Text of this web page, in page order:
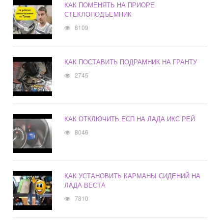
КАК ПОМЕНЯТЬ НА ПРИОРЕ
СТЕКЛОПОДЪЕМНИК
8109
КАК ПОСТАВИТЬ ПОДРАМНИК НА ГРАНТУ
2745
КАК ОТКЛЮЧИТЬ ЕСП НА ЛАДА ИКС РЕЙ
8046
КАК УСТАНОВИТЬ КАРМАНЫ СИДЕНИЙ НА
ЛАДА ВЕСТА
7810